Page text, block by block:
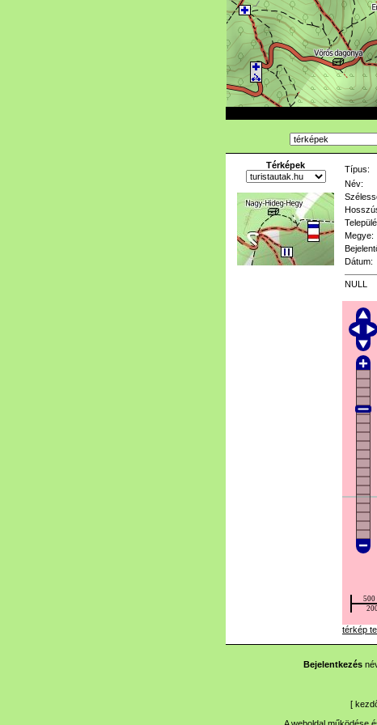
Térképek Típus:
Név:
Megye:
Dátum:
NULL
térkép
Bejelentkezés
[